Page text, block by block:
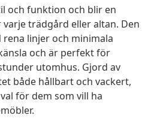
och funktion och blir en
trädgård eller altan. Den
linjer och minimala
och är perfekt för
utomhus. Gjord av
både hållbart och vackert,
för dem som vill ha